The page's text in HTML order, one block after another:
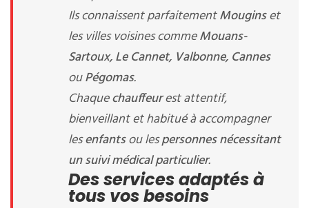
Ils connaissent parfaitementMouginset
les villes voisines commeMouans-
Sartoux, Le Cannet, Valbonne, Cannes
ouPégomas.
Chaquechauffeurest attentif,
bienveillant et habitué à accompagner
lesenfantsou lespersonnes nécessitant
un suivi médical particulier.
Des services adaptés à
tous vos besoins